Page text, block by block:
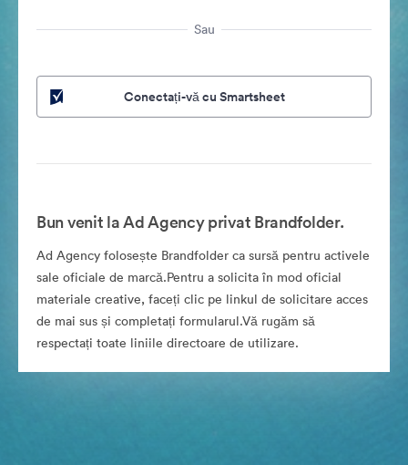
Sau
Conectați-vă cu Smartsheet
Bun venit la Ad Agency privat Brandfolder.
Ad Agency folosește Brandfolder ca sursă pentru activele
sale oficiale de marcă.Pentru a solicita în mod oficial
materiale creative, faceți clic pe linkul de solicitare acces
de mai sus și completați formularul.Vă rugăm să
respectați toate liniile directoare de utilizare.